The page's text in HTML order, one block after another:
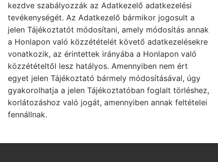
kezdve szabályozzák az Adatkezelő adatkezelési
tevékenységét. Az Adatkezelő bármikor jogosult a
jelen Tájékoztatót módosítani, amely módosítás annak
a Honlapon való közzétételét követő adatkezelésekre
vonatkozik, az érintettek irányába a Honlapon való
közzétételtől lesz hatályos. Amennyiben nem ért
egyet jelen Tájékoztató bármely módosításával, úgy
gyakorolhatja a jelen Tájékoztatóban foglalt törléshez,
korlátozáshoz való jogát, amennyiben annak feltételei
fennállnak.